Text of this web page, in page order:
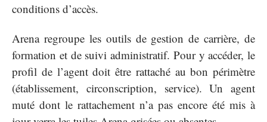
conditions d’accès.
Arena regroupe les outils de gestion de carrière, de
formation et de suivi administratif. Pour y accéder, le
profil de l’agent doit être rattaché au bon périmètre
(établissement, circonscription, service). Un agent
muté dont le rattachement n’a pas encore été mis à